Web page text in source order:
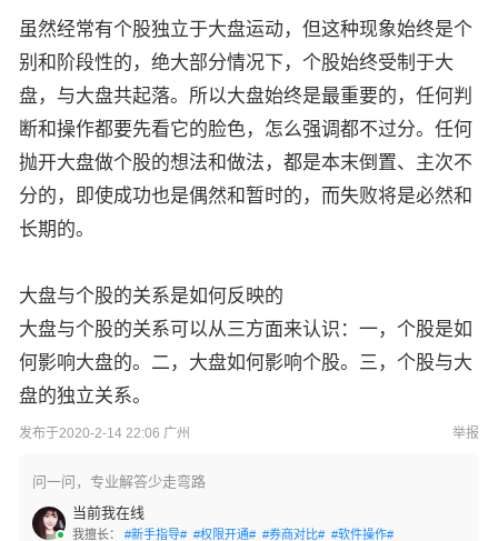
虽然经常有个股独立于大盘运动，但这种现象始终是个
别和阶段性的，绝大部分情况下，个股始终受制于大
盘，与大盘共起落。所以大盘始终是最重要的，任何判
断和操作都要先看它的脸色，怎么强调都不过分。任何
抛开大盘做个股的想法和做法，都是本末倒置、主次不
分的，即使成功也是偶然和暂时的，而失败将是必然和
长期的。
大盘与个股的关系是如何反映的
大盘与个股的关系可以从三方面来认识：一，个股是如
何影响大盘的。二，大盘如何影响个股。三，个股与大
盘的独立关系。
发布于2020-2-14 22:06 广州 举报
问一问，专业解答少走弯路
当前我在线
我擅长： #新手指导# #权限开通# #券商对比# #软件操作#